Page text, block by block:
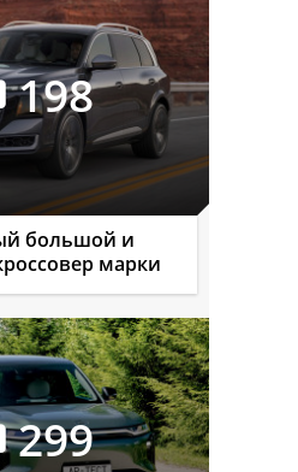
198
большой и
марки
299